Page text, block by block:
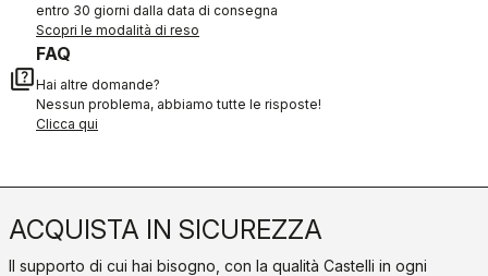
entro 30 giorni dalla data di consegna
Scopri le modalità di reso
quiz
FAQ
Hai altre domande?
Nessun problema, abbiamo tutte le risposte!
Clicca qui
ACQUISTA IN SICUREZZA
Il supporto di cui hai bisogno, con la qualità Castelli in ogni